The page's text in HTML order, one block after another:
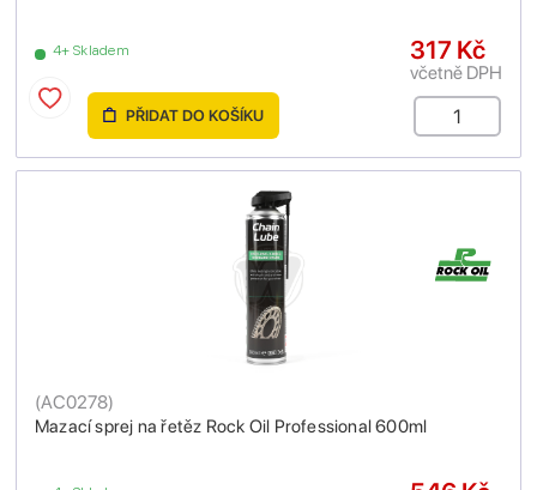
4+ Skladem 317 Kč
včetně DPH
PŘIDAT DO KOŠÍKU
Mazací sprej na řetěz Rock Oil Professional 600ml
(AC0278)